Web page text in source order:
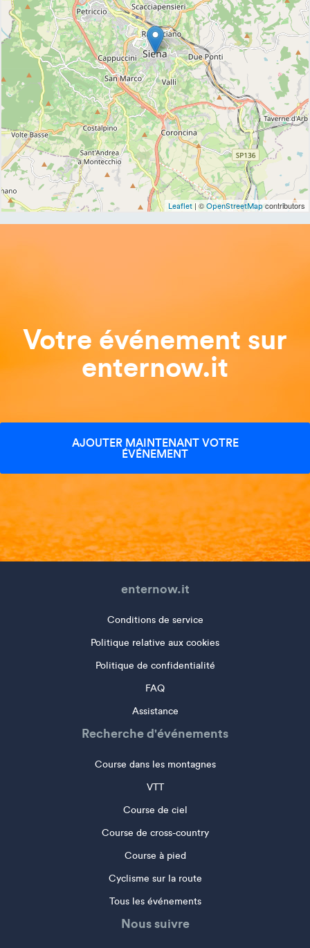
Leaflet | © OpenStreetMap contributors
Votre événement sur
enternow.it
AJOUTER MAINTENANT VOTRE
ÉVÉNEMENT
enternow.it
Conditions de service
Politique relative aux cookies
Politique de confidentialité
FAQ
Assistance
Recherche d'événements
Course dans les montagnes
VTT
Course de ciel
Course de cross-country
Course à pied
Cyclisme sur la route
Tous les événements
Nous suivre